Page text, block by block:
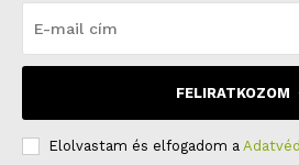
FELIRATKOZOM
Elolvastam és elfogadom a